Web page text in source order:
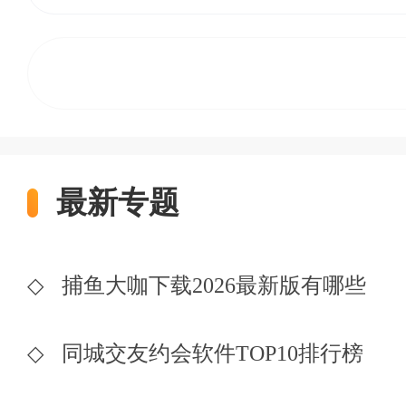
最新专题
◇ 捕鱼大咖下载2026最新版有哪些
◇ 同城交友约会软件TOP10排行榜